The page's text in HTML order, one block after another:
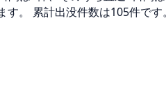
す。 累計出没件数は105件です